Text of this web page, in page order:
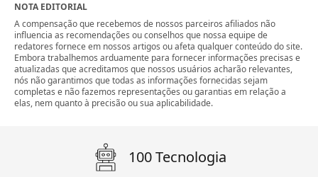
NOTA EDITORIAL
A compensação que recebemos de nossos parceiros afiliados não
influencia as recomendações ou conselhos que nossa equipe de
redatores fornece em nossos artigos ou afeta qualquer conteúdo do site.
Embora trabalhemos arduamente para fornecer informações precisas e
atualizadas que acreditamos que nossos usuários acharão relevantes,
nós não garantimos que todas as informações fornecidas sejam
completas e não fazemos representações ou garantias em relação a
elas, nem quanto à precisão ou sua aplicabilidade.
100 Tecnologia